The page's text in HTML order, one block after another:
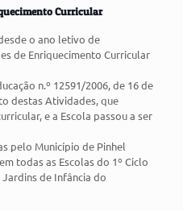
Curricular
o ano letivo de
de Enriquecimento Curricular
n.º 12591/2006, de 16 de
destas Atividades, que
e a Escola passou a ser
pelo Município de Pinhel
todas as Escolas do 1º Ciclo
de Infância do